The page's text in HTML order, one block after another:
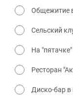
Общежитие
Сельский
На "пятачке"
Ресторан
Диско-бар